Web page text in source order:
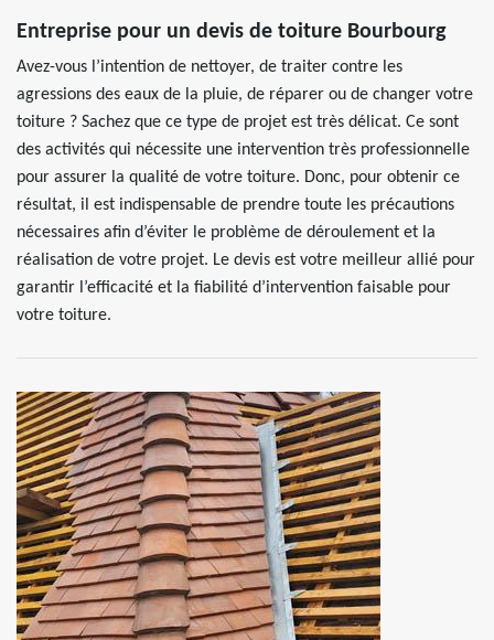
Entreprise pour un devis de toiture Bourbourg
Avez-vous l’intention de nettoyer, de traiter contre les
agressions des eaux de la pluie, de réparer ou de changer votre
toiture ? Sachez que ce type de projet est très délicat. Ce sont
des activités qui nécessite une intervention très professionnelle
pour assurer la qualité de votre toiture. Donc, pour obtenir ce
résultat, il est indispensable de prendre toute les précautions
nécessaires afin d’éviter le problème de déroulement et la
réalisation de votre projet. Le devis est votre meilleur allié pour
garantir l’efficacité et la fiabilité d’intervention faisable pour
votre toiture.